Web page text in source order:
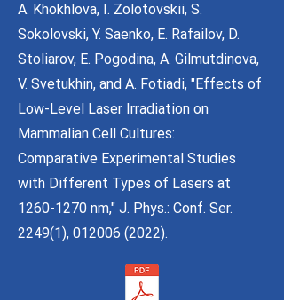
A. Khokhlova, I. Zolotovskii, S.
Sokolovski, Y. Saenko, E. Rafailov, D.
Stoliarov, E. Pogodina, A. Gilmutdinova,
V. Svetukhin, and A. Fotiadi, "Effects of
Low-Level Laser Irradiation on
Mammalian Cell Cultures:
Comparative Experimental Studies
with Different Types of Lasers at
1260-1270 nm," J. Phys.: Conf. Ser.
2249(1), 012006 (2022).